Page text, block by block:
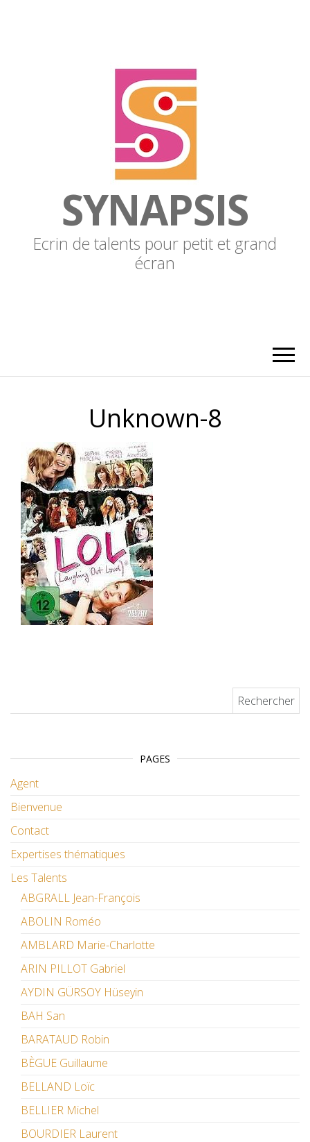
SYNAPSIS
Ecrin de talents pour petit et grand
écran
Unknown-8
PAGES
Agent
Bienvenue
Contact
Expertises thématiques
Les Talents
ABGRALL Jean-François
ABOLIN Roméo
AMBLARD Marie-Charlotte
ARIN PILLOT Gabriel
AYDIN GÜRSOY Hüseyin
BAH San
BARATAUD Robin
BÈGUE Guillaume
BELLAND Loïc
BELLIER Michel
BOURDIER Laurent